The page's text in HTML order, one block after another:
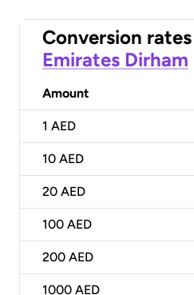
Conversion rates
Emirates Dirham
Amount
1 AED
10 AED
20 AED
100 AED
200 AED
1000 AED